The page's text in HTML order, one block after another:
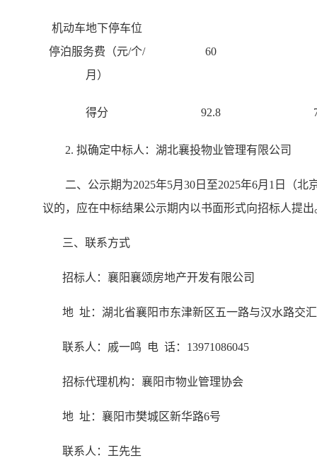
机动车地下停车位
停泊服务费（元/个/
月）
60
得分 92.8
2. 拟确定中标人： 湖北襄投物业管理有限公司
二、公示期为2025年5月 30 日至2025年6月 1 日（北
议的，应在中标结果公示期内以书面形式向招标人提出
三、联系方式
招标人：襄阳襄颂房地产开发有限公司
地 址：湖北省襄阳市东津新区五一路与汉水路交
联系人：戚一鸣 电 话： 13971086045
招标代理机构： 襄阳市物业管理协会
地 址：襄阳市樊城区新华路6号
联系人： 王先生